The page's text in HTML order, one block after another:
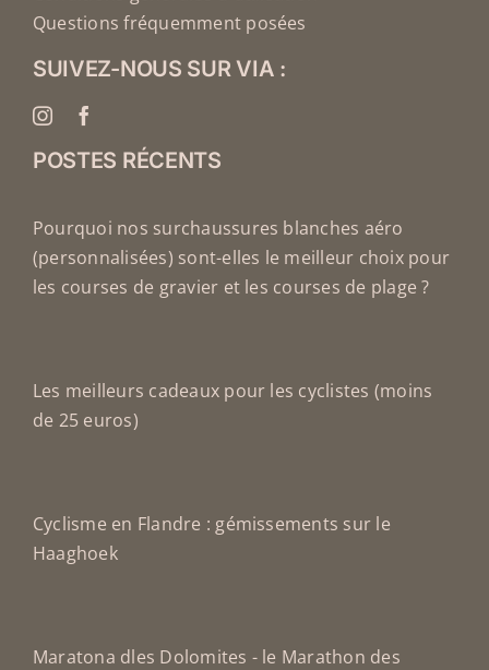
Questions fréquemment posées
SUIVEZ-NOUS SUR VIA :
POSTES RÉCENTS
Pourquoi nos surchaussures blanches aéro
(personnalisées) sont-elles le meilleur choix pour
les courses de gravier et les courses de plage ?
Les meilleurs cadeaux pour les cyclistes (moins
de 25 euros)
Cyclisme en Flandre : gémissements sur le
Haaghoek
Maratona dles Dolomites - le Marathon des